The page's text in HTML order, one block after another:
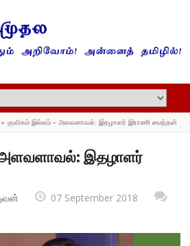
» குவிகம் இல்லம் – அளவளாவல்: இதழாளர் இராணி மைந்தன்
அளவளாவல்: இதழாளர்
07 September 2018